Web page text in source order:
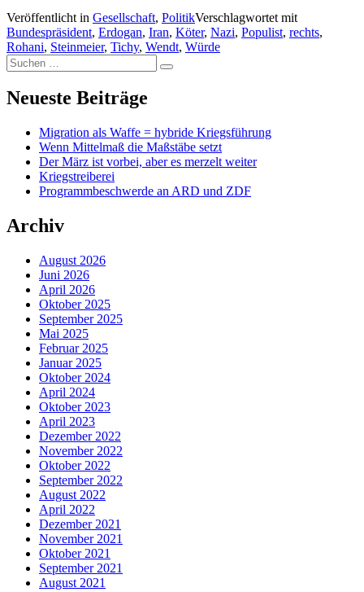
Veröffentlicht in Gesellschaft, PolitikVerschlagwortet mit
Bundespräsident, Erdogan, Iran, Köter, Nazi, Populist, rechts,
Rohani, Steinmeier, Tichy, Wendt, Würde
Suchen
nach:
Suchen
Neueste Beiträge
Migration als Waffe = hybride Kriegsführung
Wenn Mittelmaß die Maßstäbe setzt
Der März ist vorbei, aber es merzelt weiter
Kriegstreiberei
Programmbeschwerde an ARD und ZDF
Archiv
August 2026
Juni 2026
April 2026
Oktober 2025
September 2025
Mai 2025
Februar 2025
Januar 2025
Oktober 2024
April 2024
Oktober 2023
April 2023
Dezember 2022
November 2022
Oktober 2022
September 2022
August 2022
April 2022
Dezember 2021
November 2021
Oktober 2021
September 2021
August 2021